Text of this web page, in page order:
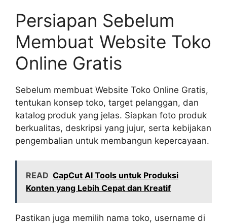
Persiapan Sebelum
Membuat Website Toko
Online Gratis
Sebelum membuat Website Toko Online Gratis,
tentukan konsep toko, target pelanggan, dan
katalog produk yang jelas. Siapkan foto produk
berkualitas, deskripsi yang jujur, serta kebijakan
pengembalian untuk membangun kepercayaan.
READ CapCut AI Tools untuk Produksi
Konten yang Lebih Cepat dan Kreatif
Pastikan juga memilih nama toko, username di